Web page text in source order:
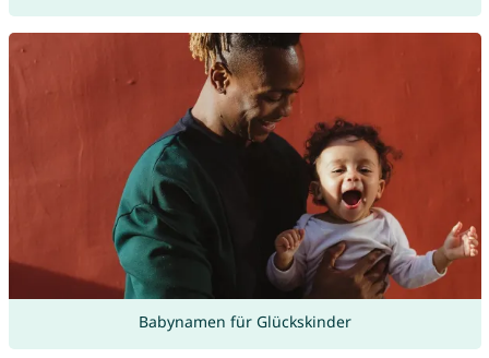
Babynamen für Glückskinder